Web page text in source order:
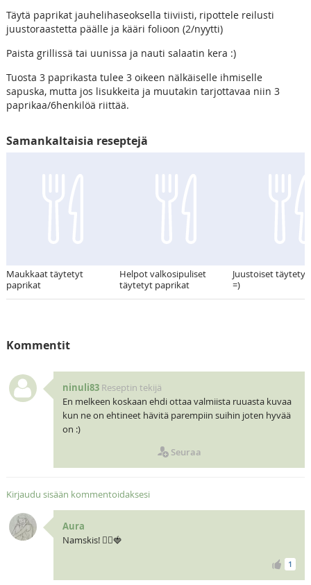
Täytä paprikat jauhelihaseoksella tiiviisti, ripottele reilusti
juustoraastetta päälle ja kääri folioon (2/nyytti)
Paista grillissä tai uunissa ja nauti salaatin kera :)
Tuosta 3 paprikasta tulee 3 oikeen nälkäiselle ihmiselle
sapuska, mutta jos lisukkeita ja muutakin tarjottavaa niin 3
paprikaa/6henkilöä riittää.
Samankaltaisia reseptejä
Maukkaat täytetyt
paprikat
Helpot valkosipuliset
täytetyt paprikat
Juustoiset
=)
Kommentit
ninuli83 Reseptin tekijä
En melkeen koskaan ehdi ottaa valmiista ruuasta kuvaa
kun ne on ehtineet hävitä parempiin suihin joten hyvää
on :)
Seuraa
Kirjaudu sisään kommentoidaksesi
Aura
Namskis! 🧝‍♀️🍓
1